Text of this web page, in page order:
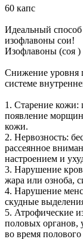
60 капс
Идеальный способ
изофлавоны сои!
Изофлавоны (соя
Снижение уровня
системе
1. Старение кожи:
появление
кожи.
2. Нервозность:
рассеянное
настроением и
3. Нарушение
жара или озноба,
4. Нарушение
скудные
5. Атрофические
половых органов,
во время